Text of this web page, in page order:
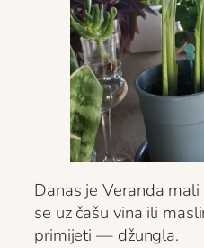
Danas je Veranda
se uz čašu vina ili
primijeti — džungla.